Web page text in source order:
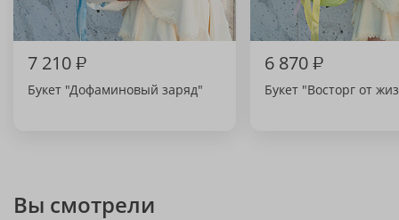
7 210₽
Букет "Дофаминовый заряд"
6 870₽
Букет "Восторг от
Вы смотрели